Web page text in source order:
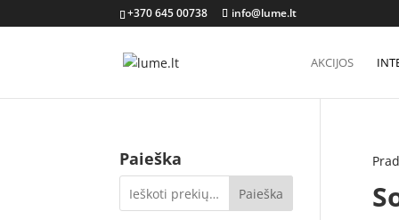
+370 645 00738 info@lume.lt
AKCIJOS
Paieška
Paieška